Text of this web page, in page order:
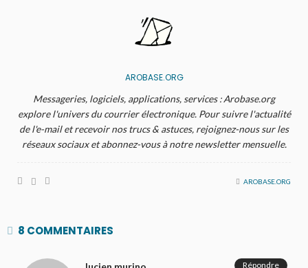
AROBASE.ORG
Messageries, logiciels, applications, services : Arobase.org
explore l'univers du courrier électronique. Pour suivre l'actualité
de l'e-mail et recevoir nos trucs & astuces, rejoignez-nous sur les
réseaux sociaux et abonnez-vous à notre newsletter mensuelle.
AROBASE.ORG
8 COMMENTAIRES
Répondre